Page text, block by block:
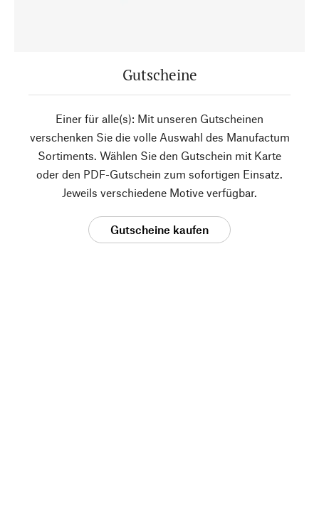
Gutscheine
Einer für alle(s): Mit unseren Gutscheinen
verschenken Sie die volle Auswahl des Manufactum
Sortiments. Wählen Sie den Gutschein mit Karte
oder den PDF-Gutschein zum sofortigen Einsatz.
Jeweils verschiedene Motive verfügbar.
Gutscheine kaufen